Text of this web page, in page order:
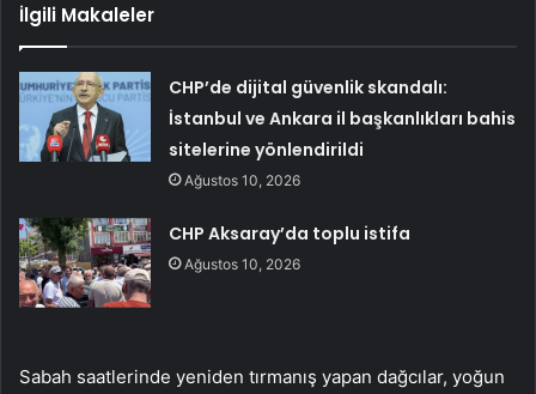
İlgili Makaleler
CHP’de dijital güvenlik skandalı:
İstanbul ve Ankara il başkanlıkları bahis
sitelerine yönlendirildi
Ağustos 10, 2026
CHP Aksaray’da toplu istifa
Ağustos 10, 2026
Sabah saatlerinde yeniden tırmanış yapan dağcılar, yoğun